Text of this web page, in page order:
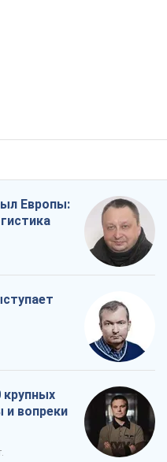
Европы:
крупных
и вопреки